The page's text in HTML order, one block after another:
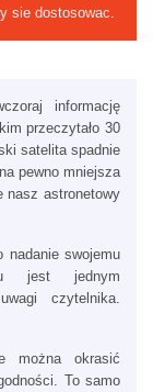
sie dostosowac.
informację
przeczytało 30
satelita spadnie
pewno mniejsza
nasz astronetowy
nadanie swojemu
jest jednym
czytelnika.
można okrasić
To samo